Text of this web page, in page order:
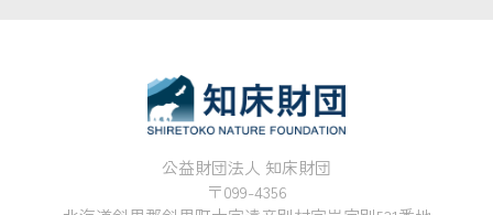
公益財団法人 知床財団
〒099-4356